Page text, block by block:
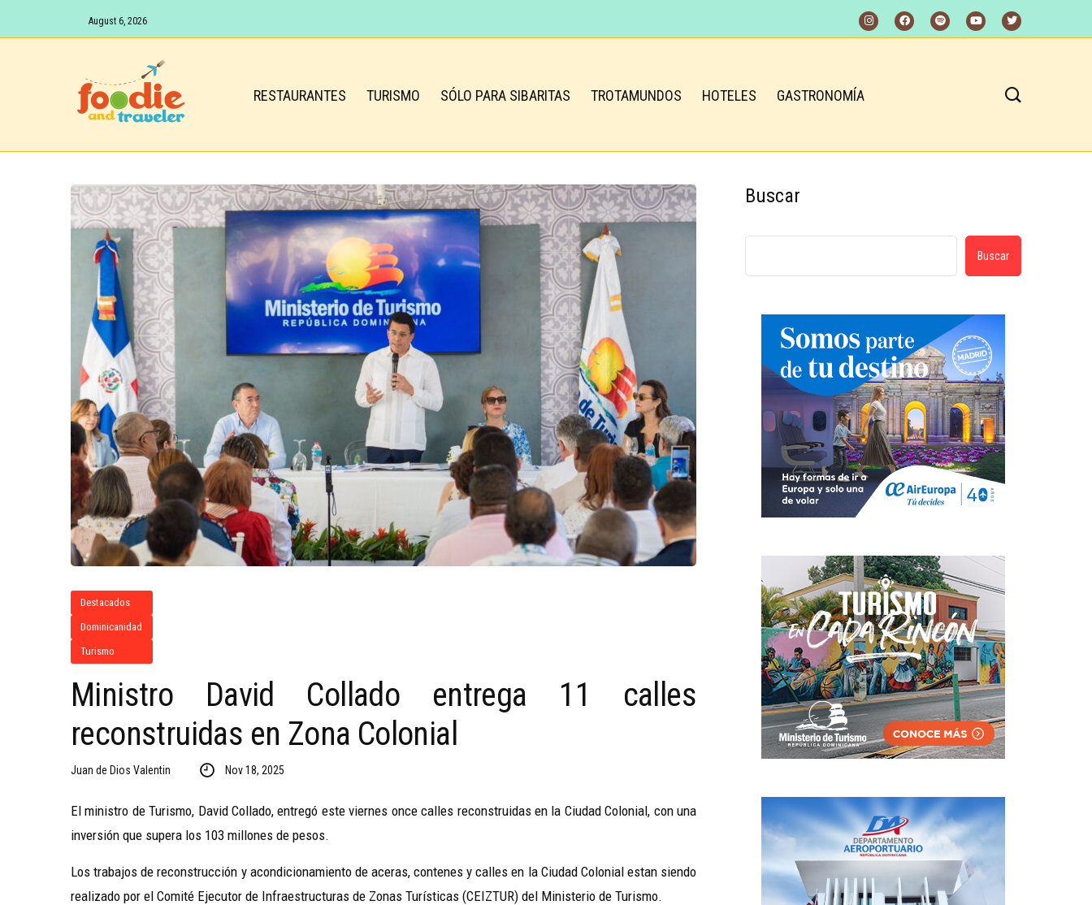
August 6, 2026
RESTAURANTES TURISMO SÓLO PARA SIBARITAS TROTAMUNDOS HOTELES GASTRONOMÍA
Destacados
Dominicanidad
Turismo
Ministro David Collado entrega 11 calles
reconstruidas en Zona Colonial
Juan de Dios Valentin Nov 18, 2025
El ministro de Turismo, David Collado, entregó este viernes once calles reconstruidas en la Ciudad Colonial, con una
inversión que supera los 103 millones de pesos.
Los trabajos de reconstrucción y acondicionamiento de aceras, contenes y calles en la Ciudad Colonial estan siendo
realizado por el Comité Ejecutor de Infraestructuras de Zonas Turísticas (CEIZTUR) del Ministerio de Turismo.
Buscar
Buscar